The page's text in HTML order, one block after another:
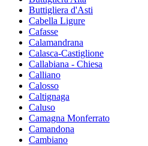
Buttigliera d'Asti
Cabella Ligure
Cafasse
Calamandrana
Calasca-Castiglione
Callabiana - Chiesa
Calliano
Calosso
Caltignaga
Caluso
Camagna Monferrato
Camandona
Cambiano